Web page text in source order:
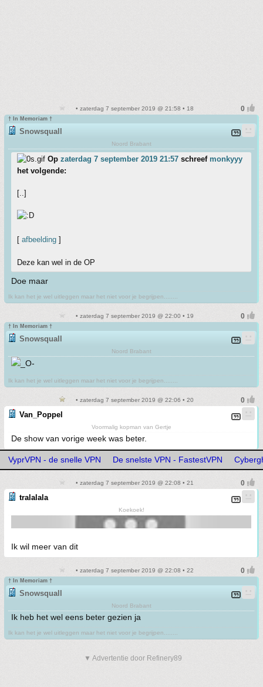
• zaterdag 7 september 2019 @ 21:58 • 18
† In Memoriam †
Snowsquall
Noord Brabant
Op zaterdag 7 september 2019 21:57 schreef monkyyy
het volgende:
[..]
[ afbeelding ]
Deze kan wel in de OP
Doe maar
Ik kan het je wel uitleggen maar het niet voor je begrijpen........
• zaterdag 7 september 2019 @ 22:00 • 19
† In Memoriam †
Snowsquall
Noord Brabant
Ik kan het je wel uitleggen maar het niet voor je begrijpen........
• zaterdag 7 september 2019 @ 22:06 • 20
Van_Poppel
Voormalig kopman van Gertje
De show van vorige week was beter.
VyprVPN - de snelle VPN De snelste VPN - FastestVPN
• zaterdag 7 september 2019 @ 22:08 • 21
tralalala
Koekoek!
Ik wil meer van dit
• zaterdag 7 september 2019 @ 22:08 • 22
† In Memoriam †
Snowsquall
Noord Brabant
Ik heb het wel eens beter gezien ja
Ik kan het je wel uitleggen maar het niet voor je begrijpen........
▼ Advertentie door Refinery89